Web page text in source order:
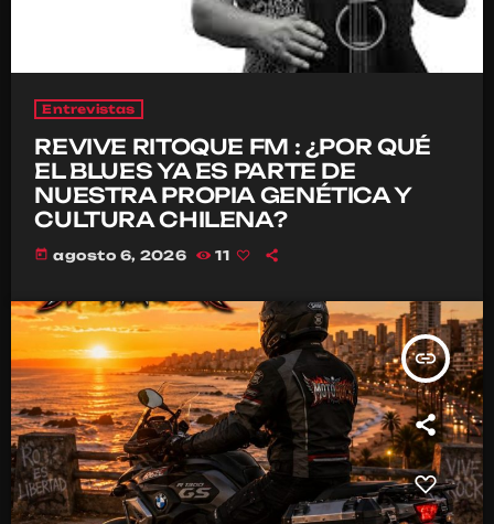
Entrevistas
REVIVE RITOQUE FM : ¿POR QUÉ
EL BLUES YA ES PARTE DE
NUESTRA PROPIA GENÉTICA Y
CULTURA CHILENA?
today agosto 6, 2026 11
insert_link